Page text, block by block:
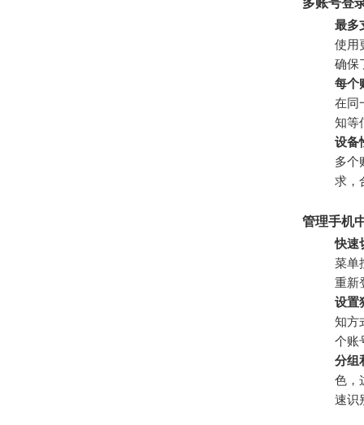
多账号登
最多
使用
确保
每个
在同
知等
设备
多个
求，
管理手机
快速
菜单
重新
设置
知方
个账
分组
色，
速识